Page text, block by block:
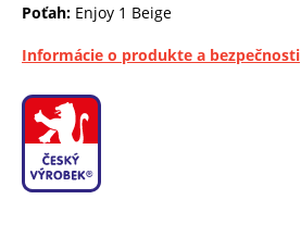
Poťah: Enjoy 1 Beige
Informácie o produkte a bezpečnosti